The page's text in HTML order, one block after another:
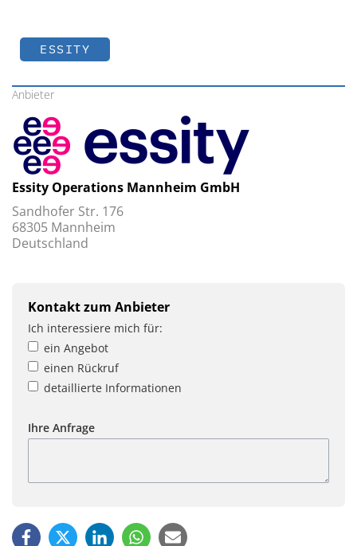
ESSITY
Anbieter
Essity Operations Mannheim GmbH
Sandhofer Str. 176
68305 Mannheim
Deutschland
Kontakt zum Anbieter
Ich interessiere mich für:
ein Angebot
einen Rückruf
detaillierte Informationen
Ihre Anfrage